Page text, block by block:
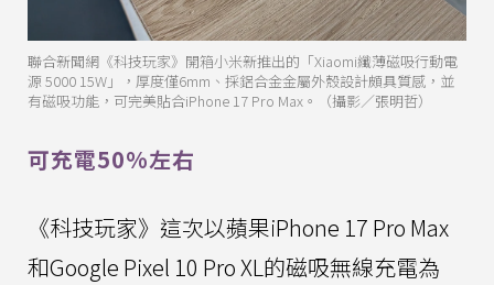
聯合新聞網《科技玩家》開箱小米新推出的「Xiaomi纖薄磁吸行動電
源 5000 15W」，厚度僅6mm、採鋁合金金屬外殼設計頗具質感，並
有磁吸功能，可完美貼合iPhone 17 Pro Max。（攝影／張明哲）
可充電50%左右
《科技玩家》這次以蘋果iPhone 17 Pro Max
和Google Pixel 10 Pro XL的磁吸無線充電為